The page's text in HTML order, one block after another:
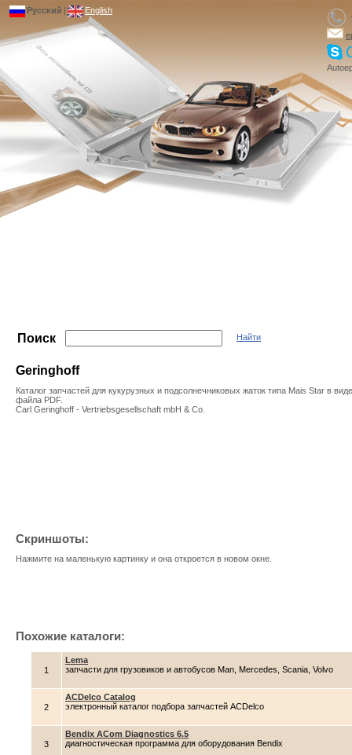
Русский | English
Поиск Найти
Geringhoff
Каталог запчастей для кукурузных и подсолнечниковых жаток типа Mais Star в виде
файла PDF.
Carl Geringhoff - Vertriebsgesellschaft mbH & Co.
Скриншоты:
Нажмите на маленькую картинку и она откроется в новом окне.
Похожие каталоги:
1
Lema
запчасти для грузовиков и автобусов Man, Mercedes, Scania, Volvo
2
ACDelco Catalog
электронный каталог подбора запчастей ACDelco
3
Bendix ACom Diagnostics 6.5
диагностическая программа для оборудования Bendix